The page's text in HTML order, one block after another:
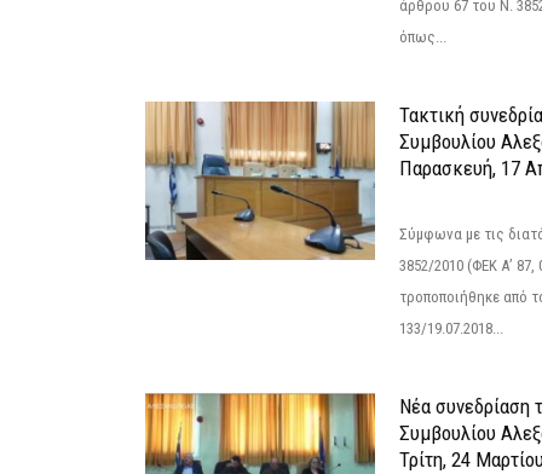
άρθρου 67 του Ν.
όπως...
Τακτική
Συμβουλίου
Παρασκευή, 17
Σύμφωνα με τις
3852/2010 (ΦΕΚ Α’ 87,
τροποποιήθηκε από
133/19.07.2018...
Νέα συνεδρίαση
Συμβουλίου
Τρίτη, 24